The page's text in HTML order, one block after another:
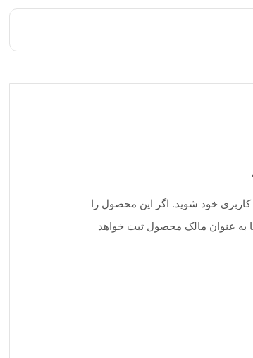
خود شوید. اگر این محصول را
به عنوان مالک محصول ثبت خواهد